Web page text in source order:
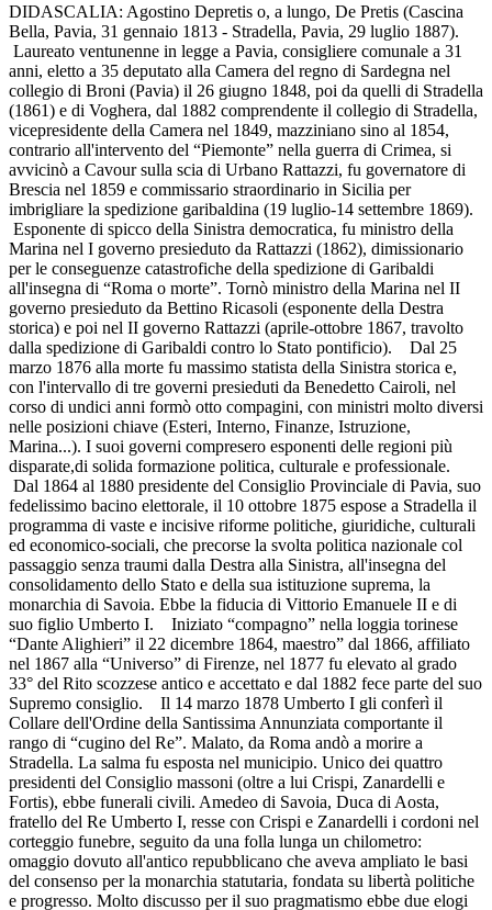
DIDASCALIA: Agostino Depretis o, a lungo, De Pretis (Cascina
Bella, Pavia, 31 gennaio 1813 - Stradella, Pavia, 29 luglio 1887).
Laureato ventunenne in legge a Pavia, consigliere comunale a 31
anni, eletto a 35 deputato alla Camera del regno di Sardegna nel
collegio di Broni (Pavia) il 26 giugno 1848, poi da quelli di Stradella
(1861) e di Voghera, dal 1882 comprendente il collegio di Stradella,
vicepresidente della Camera nel 1849, mazziniano sino al 1854,
contrario all'intervento del “Piemonte” nella guerra di Crimea, si
avvicinò a Cavour sulla scia di Urbano Rattazzi, fu governatore di
Brescia nel 1859 e commissario straordinario in Sicilia per
imbrigliare la spedizione garibaldina (19 luglio-14 settembre 1869).
Esponente di spicco della Sinistra democratica, fu ministro della
Marina nel I governo presieduto da Rattazzi (1862), dimissionario
per le conseguenze catastrofiche della spedizione di Garibaldi
all'insegna di “Roma o morte”. Tornò ministro della Marina nel II
governo presieduto da Bettino Ricasoli (esponente della Destra
storica) e poi nel II governo Rattazzi (aprile-ottobre 1867, travolto
dalla spedizione di Garibaldi contro lo Stato pontificio). Dal 25
marzo 1876 alla morte fu massimo statista della Sinistra storica e,
con l'intervallo di tre governi presieduti da Benedetto Cairoli, nel
corso di undici anni formò otto compagini, con ministri molto diversi
nelle posizioni chiave (Esteri, Interno, Finanze, Istruzione,
Marina...). I suoi governi compresero esponenti delle regioni più
disparate,di solida formazione politica, culturale e professionale.
Dal 1864 al 1880 presidente del Consiglio Provinciale di Pavia, suo
fedelissimo bacino elettorale, il 10 ottobre 1875 espose a Stradella il
programma di vaste e incisive riforme politiche, giuridiche, culturali
ed economico-sociali, che precorse la svolta politica nazionale col
passaggio senza traumi dalla Destra alla Sinistra, all'insegna del
consolidamento dello Stato e della sua istituzione suprema, la
monarchia di Savoia. Ebbe la fiducia di Vittorio Emanuele II e di
suo figlio Umberto I. Iniziato “compagno” nella loggia torinese
“Dante Alighieri” il 22 dicembre 1864, maestro” dal 1866, affiliato
nel 1867 alla “Universo” di Firenze, nel 1877 fu elevato al grado
33° del Rito scozzese antico e accettato e dal 1882 fece parte del suo
Supremo consiglio. Il 14 marzo 1878 Umberto I gli conferì il
Collare dell'Ordine della Santissima Annunziata comportante il
rango di “cugino del Re”. Malato, da Roma andò a morire a
Stradella. La salma fu esposta nel municipio. Unico dei quattro
presidenti del Consiglio massoni (oltre a lui Crispi, Zanardelli e
Fortis), ebbe funerali civili. Amedeo di Savoia, Duca di Aosta,
fratello del Re Umberto I, resse con Crispi e Zanardelli i cordoni nel
corteggio funebre, seguito da una folla lunga un chilometro:
omaggio dovuto all'antico repubblicano che aveva ampliato le basi
del consenso per la monarchia statutaria, fondata su libertà politiche
e progresso. Molto discusso per il suo pragmatismo ebbe due elogi